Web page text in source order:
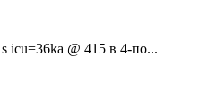
icu=36ka @ 415 в 4-по...